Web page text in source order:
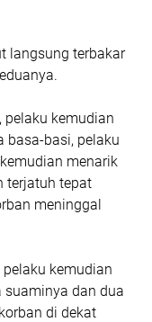
langsung terbakar
pelaku kemudian
basa-basi, pelaku
menarik
terjatuh tepat
meninggal
kemudian
suaminya dan dua
di dekat